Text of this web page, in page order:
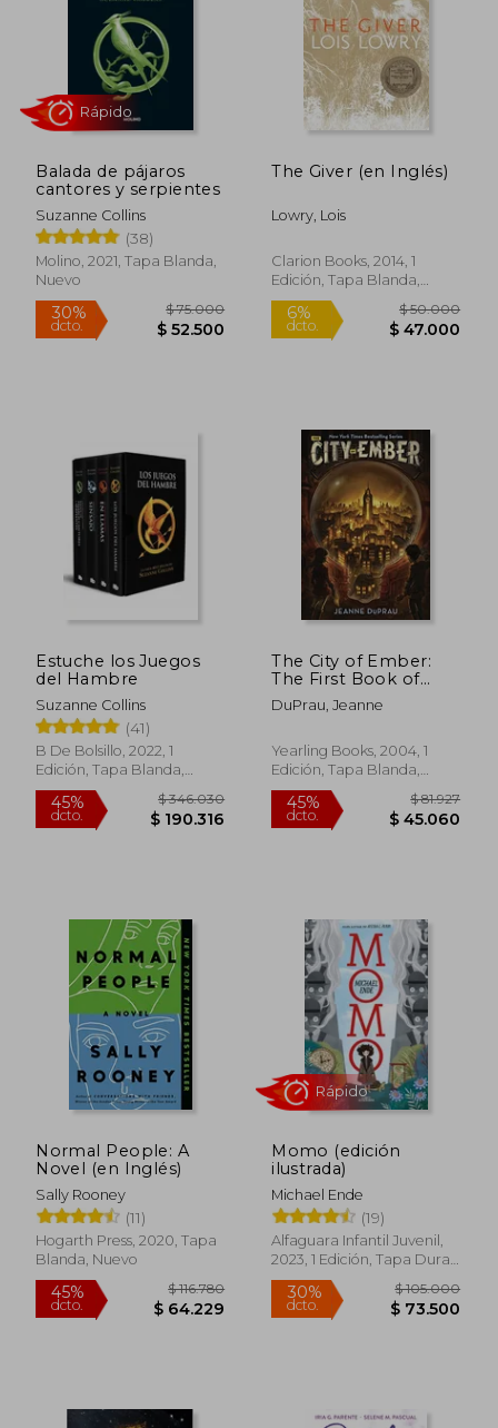
Balada de pájaros
cantores y serpientes
Suzanne Collins
(38)
Molino, 2021, Tapa Blanda,
Nuevo
30%
dcto. $ 52.500
The Giver (en Inglés)
Lowry, Lois
Clarion Books, 2014, 1
Edición, Tapa Blanda,
Nuevo
6%
dcto.
Estuche los Juegos
del Hambre
Suzanne Collins
(41)
B De Bolsillo, 2022, 1
Edición, Tapa Blanda,
Nuevo
45%
dcto.
$ 346.030
$ 190.316
The City of Ember:
The First Book of
Ember (en Inglés)
DuPrau, Jeanne
Yearling Books, 2004, 1
Edición, Tapa Blanda,
Nuevo
45%
dcto.
Normal People: A
Novel (en Inglés)
Sally Rooney
(11)
Hogarth Press, 2020, Tapa
Blanda, Nuevo
Momo (edición
ilustrada)
Michael Ende
(19)
Alfaguara Infantil Juvenil,
2023, 1 Edición, Tapa Dura,
Nuevo